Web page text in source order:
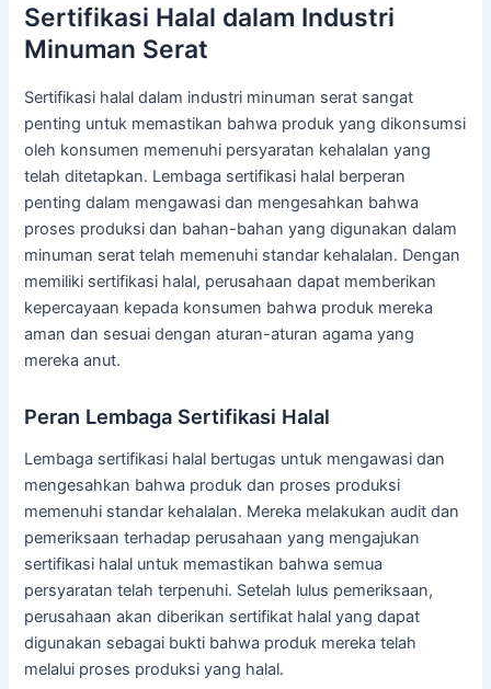
Sertifikasi Halal dalam Industri
Minuman Serat
Sertifikasi halal dalam industri minuman serat sangat
penting untuk memastikan bahwa produk yang dikonsumsi
oleh konsumen memenuhi persyaratan kehalalan yang
telah ditetapkan. Lembaga sertifikasi halal berperan
penting dalam mengawasi dan mengesahkan bahwa
proses produksi dan bahan-bahan yang digunakan dalam
minuman serat telah memenuhi standar kehalalan. Dengan
memiliki sertifikasi halal, perusahaan dapat memberikan
kepercayaan kepada konsumen bahwa produk mereka
aman dan sesuai dengan aturan-aturan agama yang
mereka anut.
Peran Lembaga Sertifikasi Halal
Lembaga sertifikasi halal bertugas untuk mengawasi dan
mengesahkan bahwa produk dan proses produksi
memenuhi standar kehalalan. Mereka melakukan audit dan
pemeriksaan terhadap perusahaan yang mengajukan
sertifikasi halal untuk memastikan bahwa semua
persyaratan telah terpenuhi. Setelah lulus pemeriksaan,
perusahaan akan diberikan sertifikat halal yang dapat
digunakan sebagai bukti bahwa produk mereka telah
melalui proses produksi yang halal.